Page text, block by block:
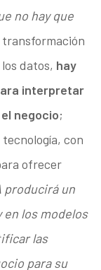
no hay que
transformación
datos, hay
interpretar
negocio;
con
ofrecer
producirá un
los modelos
las
para su